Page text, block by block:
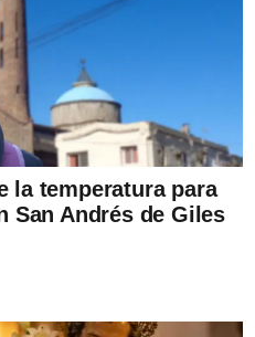
la temperatura para
San Andrés de Giles